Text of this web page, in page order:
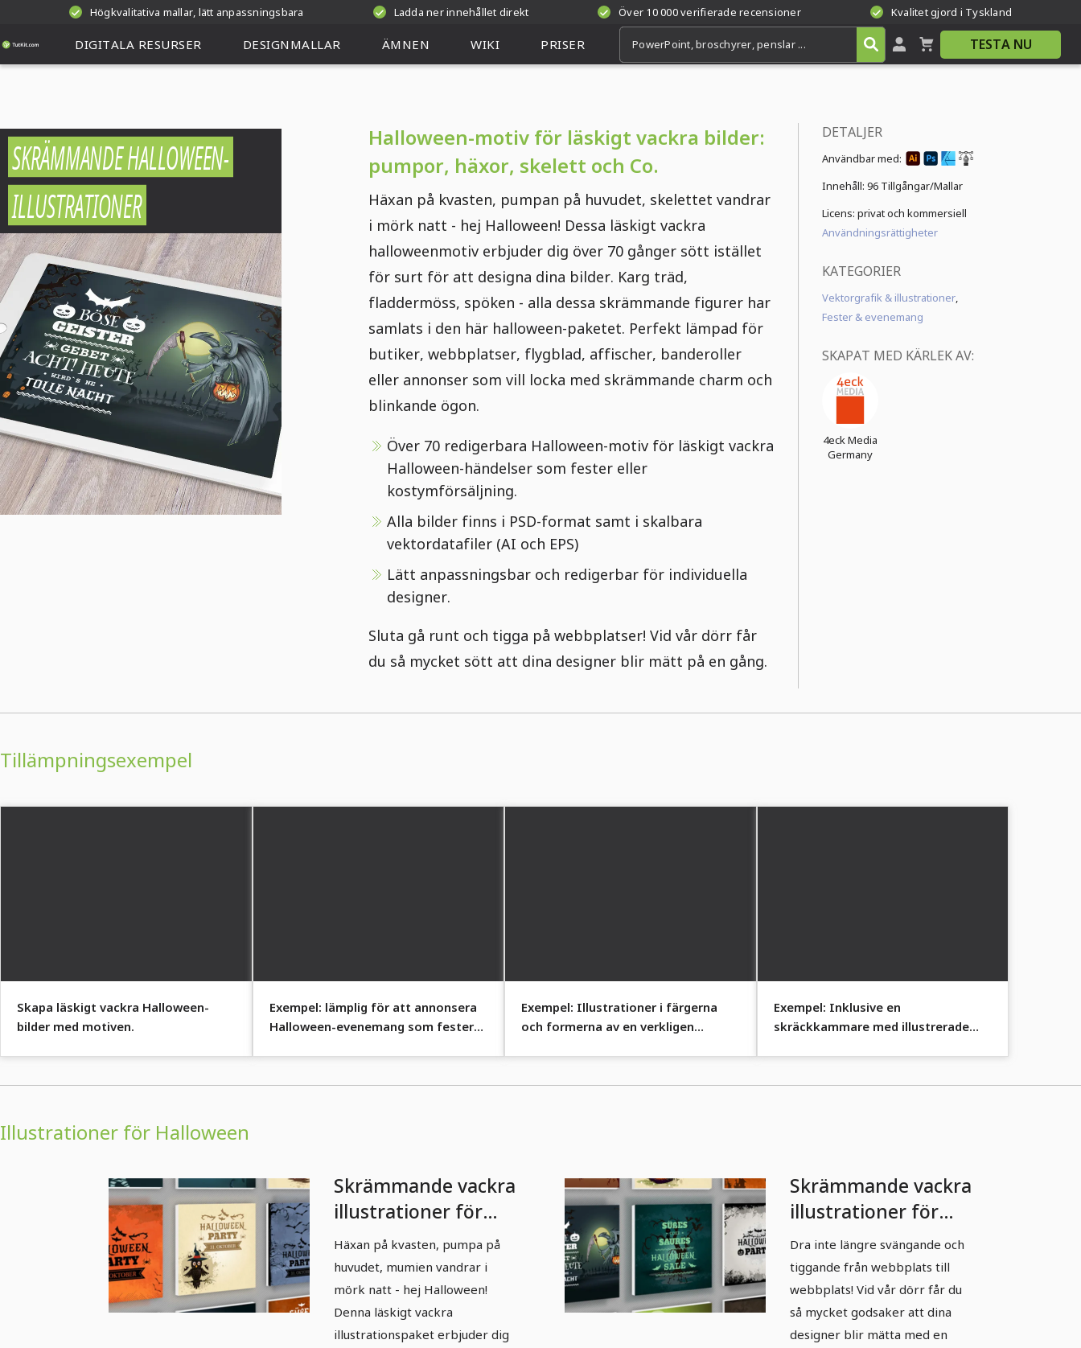
Högkvalitativa mallar, lätt anpassningsbara Ladda ner innehållet direkt Över 10 000 verifierade recensioner Kvalitet gjord i Tyskland
DIGITALA RESURSER DESIGNMALLAR ÄMNEN WIKI PRISER TESTA NU
SKRÄMMANDE HALLOWEEN-
ILLUSTRATIONER
Halloween-motiv för läskigt vackra bilder:
pumpor, häxor, skelett och Co.
Häxan på kvasten, pumpan på huvudet, skelettet vandrar
i mörk natt - hej Halloween! Dessa läskigt vackra
halloweenmotiv erbjuder dig över 70 gånger sött istället
för surt för att designa dina bilder. Karg träd,
fladdermöss, spöken - alla dessa skrämmande figurer har
samlats i den här halloween-paketet. Perfekt lämpad för
butiker, webbplatser, flygblad, affischer, banderoller
eller annonser som vill locka med skrämmande charm och
blinkande ögon.
Över 70 redigerbara Halloween-motiv för läskigt vackra
Halloween-händelser som fester eller
kostymförsäljning.
Alla bilder finns i PSD-format samt i skalbara
vektordatafiler (AI och EPS)
Lätt anpassningsbar och redigerbar för individuella
designer.
Sluta gå runt och tigga på webbplatser! Vid vår dörr får
du så mycket sött att dina designer blir mätt på en gång.
DETALJER
Användbar med:
Innehåll:96 Tillgångar/Mallar
Licens: privat och kommersiell
Användningsrättigheter
KATEGORIER
Vektorgrafik & illustrationer,
Fester & evenemang
SKAPAT MED KÄRLEK AV:
4eck Media
Germany
Tillämpningsexempel
Skapa läskigt vackra Halloween-
bilder med motiven.
Exempel: lämplig för att annonsera
Halloween-evenemang som fester
Exempel: Illustrationer i färgerna
och formerna av en verkligen
Exempel: Inklusive en
skräckkammare med illustrerade
Illustrationer för Halloween
Skrämmande vackra
illustrationer för
Halloween - 1
Häxan på kvasten, pumpa på
huvudet, mumien vandrar i
mörk natt - hej Halloween!
Denna läskigt vackra
illustrationspaket erbjuder dig
Skrämmande vackra
illustrationer för
Halloween - 2
Dra inte längre svängande och
tiggande från webbplats till
webbplats! Vid vår dörr får du
så mycket godsaker att dina
designer blir mätta med en